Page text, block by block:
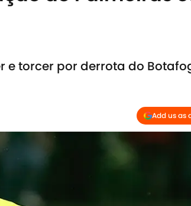
e torcer por derrota do
Add us as